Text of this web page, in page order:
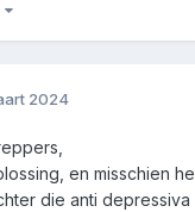
2024
en misschien
die anti